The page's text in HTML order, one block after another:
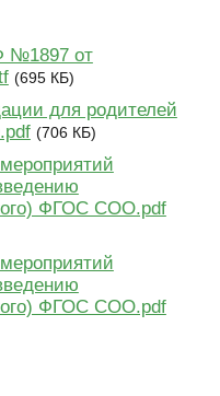
№1897 от
(695 КБ)
для родителей
(706 КБ)
ФГОС СОО.pdf
ФГОС СОО.pdf